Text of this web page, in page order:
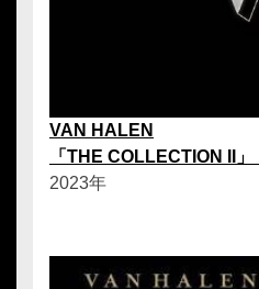
VAN HALEN
「THE COLLECTION II」
2023年